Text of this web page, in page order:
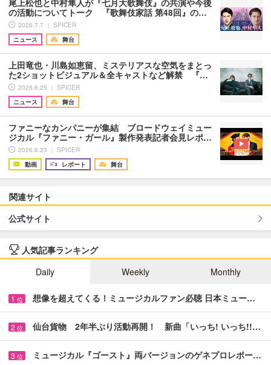
尾上松也と中村隼人が『七月大歌舞伎』の共演や今後
の活動についてトーク 『歌舞伎家話 第48回』の…
2026.7.7 ｜ SPICER
ニュース
舞台
上田竜也・川島如恵留、ミステリアスな空気をまとっ
た2ショットビジュアル＆全キャストなど解禁 『…
2026.6.25 ｜ SPICER
ニュース
舞台
ファニーなカンパニーが集結 ブロードウェイミュー
ジカル『ファニー・ガール』製作発表記者会見レポ…
2026.6.23 ｜ SPICER
動画
レポート 舞台
関連サイト
公式サイト
人気記事ランキング
Daily
Weekly Monthly
1 位 想像を超えてくる！ミュージカルファン必聴 日本ミュー…
2 位 仙台貨物 2年半ぶり活動再開！ 新曲「いっち! いっち!!…
3 位 ミュージカル『ゴースト』両バージョンのゲネプロレポー…